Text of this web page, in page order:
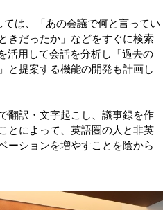
ては、「あの会議で何と言ってい
きだったか」などをすぐに検索
活用して会話を分析し「過去の
と提案する機能の開発も計画し
翻訳・文字起こし、議事録を作
とによって、英語圏の人と非英
ーションを増やすことを陰から